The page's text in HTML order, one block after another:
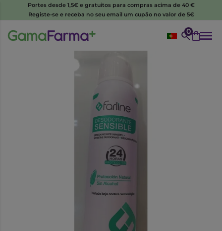
Portes desde 1,5€ e gratuitos para compras acima de 40 €
Registe-se e receba no seu email um cupão no valor de 5€
0